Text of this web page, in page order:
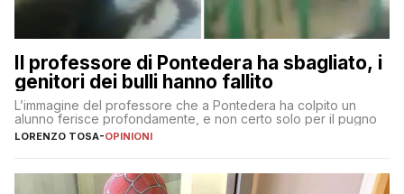
Il professore di Pontedera ha sbagliato, i
genitori dei bulli hanno fallito
L’immagine del professore che a Pontedera ha colpito un
alunno ferisce profondamente, e non certo solo per il pugno
LORENZO TOSA-OPINIONI